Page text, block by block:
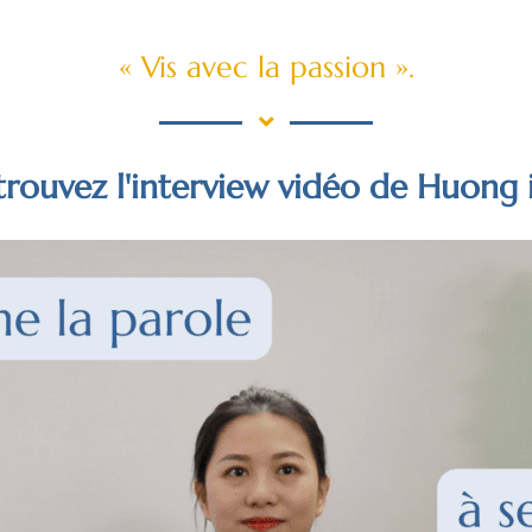
« Vis avec la passion ».
l'interview vidéo de Huong